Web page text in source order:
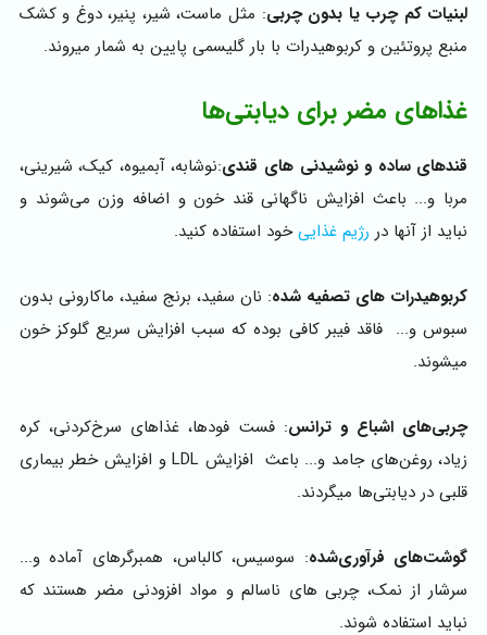
لبنیات کم چرب یا بدون چربی: مثل ماست، شیر، پنیر، دوغ و کشک
منبع پروتئین و کربوهیدرات با بار گلیسمی پایین به شمار میروند.
غذاهای مضر برای دیابتی‌ها
قندهای ساده و نوشیدنی‌ های قندی:نوشابه، آبمیوه، کیک، شیرینی،
مربا و... باعث افزایش ناگهانی قند خون و اضافه وزن می‌شوند و
نباید از آنها در رژیم غذاییخود استفاده کنید.
کربوهیدرات های تصفیه شده: نان سفید، برنج سفید، ماکارونی بدون
سبوس و... فاقد فیبر کافی بوده که سبب افزایش سریع گلوکز خون
میشوند.
چربی‌های اشباع و ترانس: فست فودها، غذاهای سرخ‌کردنی، کره
زیاد، روغن‌های جامد و... باعث افزایش LDL و افزایش خطر بیماری
قلبی در دیابتی‌ها میگردند.
گوشت‌های فرآوری‌شده: سوسیس، کالباس، همبرگرهای آماده و...
سرشار از نمک، چربی های ناسالم و مواد افزودنی مضر هستند که
نباید استفاده شوند.